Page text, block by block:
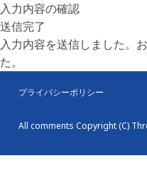
入力内容の確認
送信完了
入力内容を送信しました。
た。
プライバシーポリシー
All comments Copyright (C)